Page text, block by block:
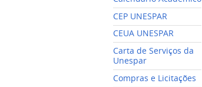
CEP UNESPAR
CEUA UNESPAR
Carta de Serviços da
Unespar
Compras e Licitações